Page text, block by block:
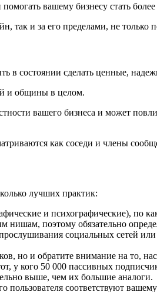
вашему бизнесу стать
так и за его пределами, не только
сделать ценные,
и общины в целом.
вашего бизнеса и может
как соседи и члены
лучших практик:
и психографические), по
нишам, поэтому обязательно
социальных сетей
но и обратите внимание на то,
кого 50 000 пассивных
выше, чем их большие аналоги.
пользователя соответствуют